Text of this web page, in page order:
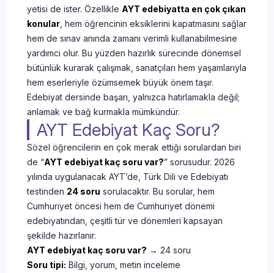
yetisi de ister. Özellikle AYT edebiyatta en çok çıkan
konular , hem öğrencinin eksiklerini kapatmasını sağlar
hem de sınav anında zamanı verimli kullanabilmesine
yardımcı olur. Bu yüzden hazırlık sürecinde dönemsel
bütünlük kurarak çalışmak, sanatçıları hem yaşamlarıyla
hem eserleriyle özümsemek büyük önem taşır.
Edebiyat dersinde başarı, yalnızca hatırlamakla değil;
anlamak ve bağ kurmakla mümkündür.
AYT Edebiyat Kaç Soru?
Sözel öğrencilerin en çok merak ettiği sorulardan biri
de “AYT edebiyat kaç soru var?” sorusudur. 2026
yılında uygulanacak AYT’de, Türk Dili ve Edebiyatı
testinden 24 soru sorulacaktır. Bu sorular, hem
Cumhuriyet öncesi hem de Cumhuriyet dönemi
edebiyatından, çeşitli tür ve dönemleri kapsayan
şekilde hazırlanır.
AYT edebiyat kaç soru var? → 24 soru
Soru tipi: Bilgi, yorum, metin inceleme